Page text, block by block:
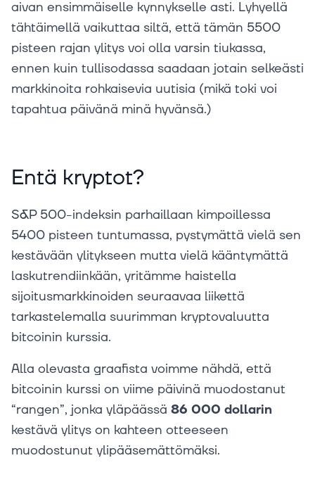
aivan ensimmäiselle kynnykselle asti. Lyhyellä
tähtäimellä vaikuttaa siltä, että tämän 5500
pisteen rajan ylitys voi olla varsin tiukassa,
ennen kuin tullisodassa saadaan jotain selkeästi
markkinoita rohkaisevia uutisia (mikä toki voi
tapahtua päivänä minä hyvänsä.)
Entä kryptot?
S&P 500-indeksin parhaillaan kimpoillessa
5400 pisteen tuntumassa, pystymättä vielä sen
kestävään ylitykseen mutta vielä kääntymättä
laskutrendiinkään, yritämme haistella
sijoitusmarkkinoiden seuraavaa liikettä
tarkastelemalla suurimman kryptovaluutta
bitcoinin kurssia.
Alla olevasta graafista voimme nähdä, että
bitcoinin kurssi on viime päivinä muodostanut
“rangen”, jonka yläpäässä 86 000 dollarin
kestävä ylitys on kahteen otteeseen
muodostunut ylipääsemättömäksi.